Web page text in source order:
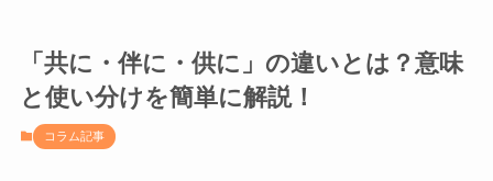
「共に・伴に・供に」の違いとは？意味
と使い分けを簡単に解説！
コラム記事